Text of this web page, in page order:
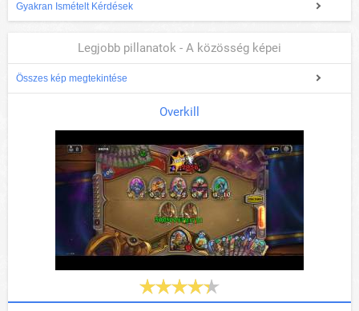
Gyakran Ismételt Kérdések
Legjobb pillanatok - A közösség képei
Összes kép megtekintése
Overkill